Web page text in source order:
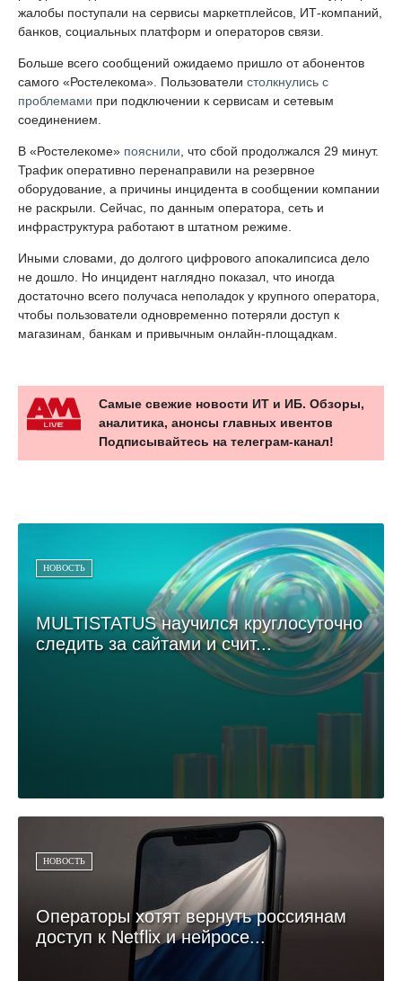
жалобы поступали на сервисы маркетплейсов, ИТ-компаний,
банков, социальных платформ и операторов связи.
Больше всего сообщений ожидаемо пришло от абонентов
самого «Ростелекома». Пользователи столкнулись с
проблемами при подключении к сервисам и сетевым
соединением.
В «Ростелекоме» пояснили, что сбой продолжался 29 минут.
Трафик оперативно перенаправили на резервное
оборудование, а причины инцидента в сообщении компании
не раскрыли. Сейчас, по данным оператора, сеть и
инфраструктура работают в штатном режиме.
Иными словами, до долгого цифрового апокалипсиса дело
не дошло. Но инцидент наглядно показал, что иногда
достаточно всего получаса неполадок у крупного оператора,
чтобы пользователи одновременно потеряли доступ к
магазинам, банкам и привычным онлайн-площадкам.
Самые свежие новости ИТ и ИБ. Обзоры,
аналитика, анонсы главных ивентов
Подписывайтесь на телеграм-канал!
НОВОСТЬ
MULTISTATUS научился круглосуточно
следить за сайтами и счит...
НОВОСТЬ
Операторы хотят вернуть россиянам
доступ к Netflix и нейросе...